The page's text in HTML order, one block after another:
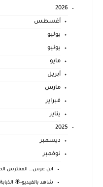
2026
أغسطس
يوليو
يونيو
مايو
أبريل
مارس
فبراير
يناير
2025
ديسمبر
نوفمبر
ابن عرس… المفترس
شاهد بالفيديو-🪰 الذبابة تسي تسي… الحشرة التي ترضع...